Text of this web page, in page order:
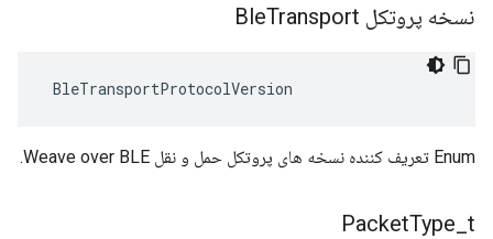
نسخه پروتکل Ble Transport
BleTransportProtocolVersion
Enum تعریف کننده نسخه های پروتکل حمل و نقل Weave over BLE.
PacketType t